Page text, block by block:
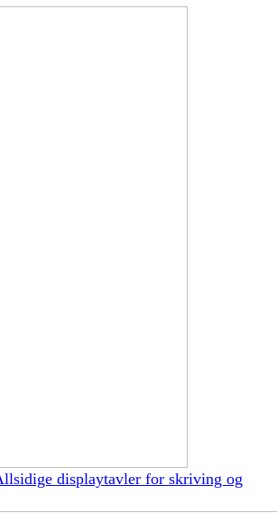
displaytavler for skriving og